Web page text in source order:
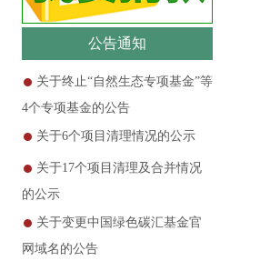
公告通知
关于终止“自然生态专项基金”等
4个专项基金的公告
关于6个项目清理情况的公示
关于17个项目清理及合并情况
的公示
关于变更中国绿色碳汇基金官
网域名的公告